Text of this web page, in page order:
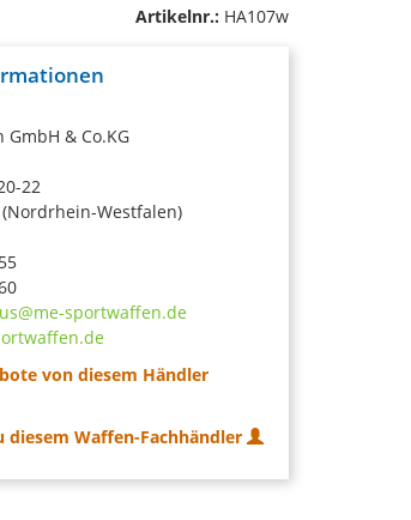
Artikelnr.: HA107w
& Co.KG
22
Westfalen)
sportwaffen.de
von diesem Händler
diesem Waffen-Fachhändler